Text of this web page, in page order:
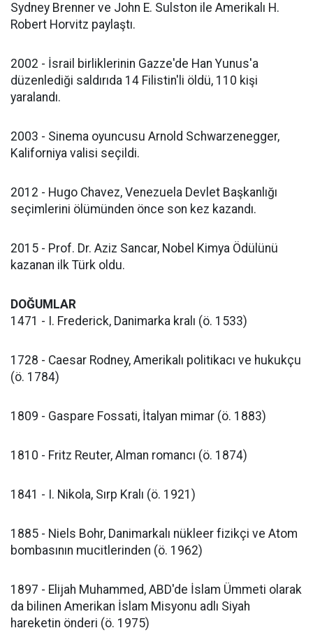
Sydney Brenner ve John E. Sulston ile Amerikalı H.
Robert Horvitz paylaştı.
2002 - İsrail birliklerinin Gazze'de Han Yunus'a
düzenlediği saldırıda 14 Filistin'li öldü, 110 kişi
yaralandı.
2003 - Sinema oyuncusu Arnold Schwarzenegger,
Kaliforniya valisi seçildi.
2012 - Hugo Chavez, Venezuela Devlet Başkanlığı
seçimlerini ölümünden önce son kez kazandı.
2015 - Prof. Dr. Aziz Sancar, Nobel Kimya Ödülünü
kazanan ilk Türk oldu.
DOĞUMLAR
1471 - I. Frederick, Danimarka kralı (ö. 1533)
1728 - Caesar Rodney, Amerikalı politikacı ve hukukçu
(ö. 1784)
1809 - Gaspare Fossati, İtalyan mimar (ö. 1883)
1810 - Fritz Reuter, Alman romancı (ö. 1874)
1841 - I. Nikola, Sırp Kralı (ö. 1921)
1885 - Niels Bohr, Danimarkalı nükleer fizikçi ve Atom
bombasının mucitlerinden (ö. 1962)
1897 - Elijah Muhammed, ABD'de İslam Ümmeti olarak
da bilinen Amerikan İslam Misyonu adlı Siyah
hareketin önderi (ö. 1975)